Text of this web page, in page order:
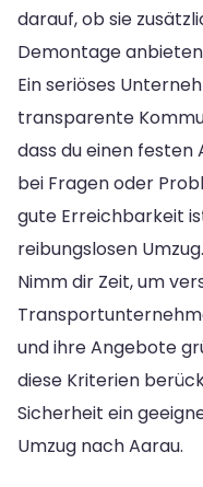
darauf, ob sie
Demontage
Ein seriöses
transparente
dass du einen
bei Fragen oder
gute Erreichbarkeit
reibungslosen Umzug.
Nimm dir Zeit, um
und ihre Angebote
diese Kriterien
Sicherheit ein
Umzug nach Aarau.